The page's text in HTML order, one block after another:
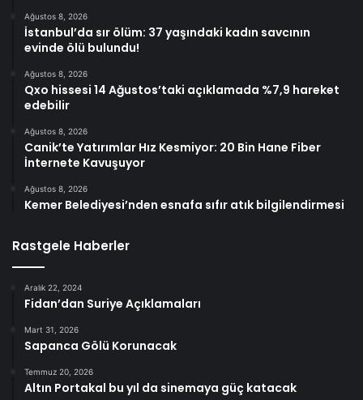
Ağustos 8, 2026
İstanbul’da sır ölüm: 37 yaşındaki kadın savcının
evinde ölü bulundu!
Ağustos 8, 2026
Qxo hissesi 14 Ağustos’taki açıklamada %7,9 hareket
edebilir
Ağustos 8, 2026
Canik’te Yatırımlar Hız Kesmiyor: 20 Bin Hane Fiber
İnternete Kavuşuyor
Ağustos 8, 2026
Kemer Belediyesi’nden esnafa sıfır atık bilgilendirmesi
Rastgele Haberler
Aralık 22, 2024
Fidan’dan Suriye Açıklamaları
Mart 31, 2026
Sapanca Gölü Korunacak
Temmuz 20, 2026
Altın Portakal bu yıl da sinemaya güç katacak